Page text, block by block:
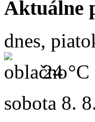
Aktuálne
dnes,
24 °C
sobota 8.